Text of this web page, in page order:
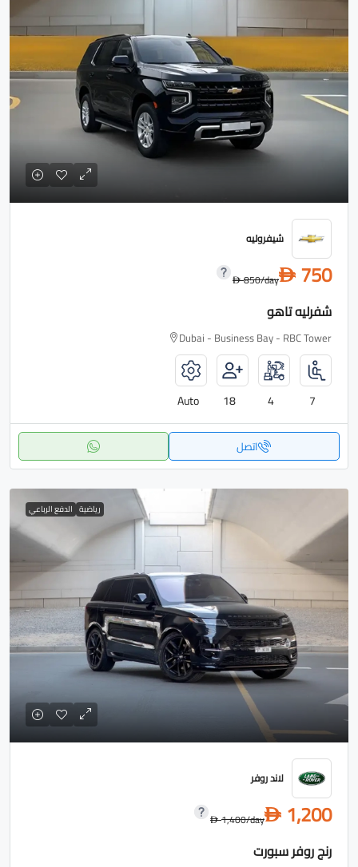
شيفروليه
D 750
D850/day
شفرليه تاهو
Dubai - Business Bay - RBC Tower
7
4
18
Auto
اتصل
رياضية الدفع الرباعي
لاند روفر
D 1,200
D1,400/day
رنج روفر سبورت